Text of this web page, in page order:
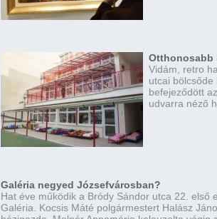
Otthonosabb
Vidám, retro
utcai
befejeződött
udvarra néző
Galéria negyed Józsefvárosban?
Hat éve működik a Bródy Sándor utca 22. első
Galéria. Kocsis Máté polgármestert Halász